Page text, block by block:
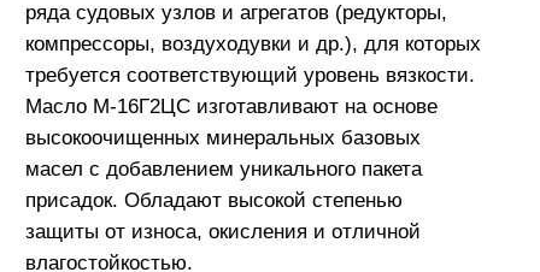
СКАЧАТЬ
TDS
ВАРИАНТЫ ФАСОВКИ
180 кг
20 л
API CC